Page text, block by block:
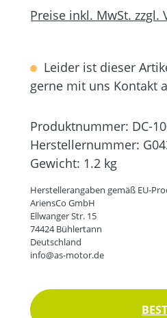
Preise inkl. MwSt. zzgl.
Leider ist dieser
gerne mit uns Kontakt
Produktnummer: DC-
Herstellernummer:
Gewicht: 1.2 kg
Herstellerangaben gemäß EU-
AriensCo GmbH
Ellwanger Str. 15
74424 Bühlertann
Deutschland
info@as-motor.de